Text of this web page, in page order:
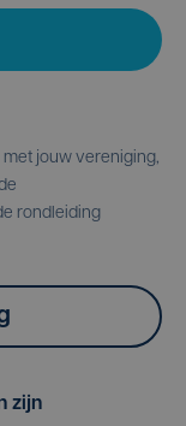
jouw vereniging,
rondleiding
zijn